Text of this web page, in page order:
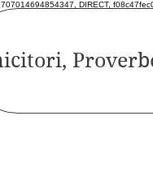
DIRECT,